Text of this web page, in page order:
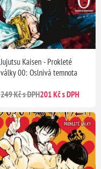
Jujutsu Kaisen - Prokleté
války 00: Oslnivá temnota
249 Kč s DPH201 Kč s DPH